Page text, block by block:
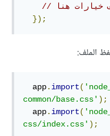
خيارات هنا
});
الملف:
  app
. import(
common/base.css' );
  app
. import(
css/index.css' );